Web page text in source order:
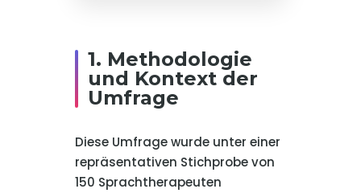
1. Methodologie
und Kontext der
Umfrage
Diese Umfrage wurde unter einer
repräsentativen Stichprobe von
150 Sprachtherapeuten